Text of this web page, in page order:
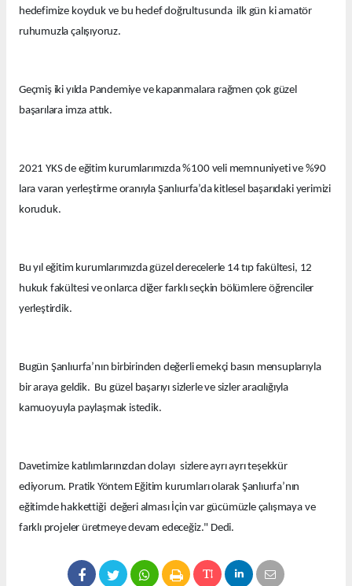
hedefimize koyduk ve bu hedef doğrultusunda ilk gün ki amatör
ruhumuzla çalışıyoruz.
Geçmiş iki yılda Pandemiye ve kapanmalara rağmen çok güzel
başarılara imza attık.
2021 YKS de eğitim kurumlarımızda %100 veli memnuniyeti ve %90
lara varan yerleştirme oranıyla Şanlıurfa’da kitlesel başarıdaki yerimizi
koruduk.
Bu yıl eğitim kurumlarımızda güzel derecelerle 14 tıp fakültesi, 12
hukuk fakültesi ve onlarca diğer farklı seçkin bölümlere öğrenciler
yerleştirdik.
Bugün Şanlıurfa’nın birbirinden değerli emekçi basın mensuplarıyla
bir araya geldik. Bu güzel başarıyı sizlerle ve sizler aracılığıyla
kamuoyuyla paylaşmak istedik.
Davetimize katılımlarınızdan dolayı sizlere ayrı ayrı teşekkür
ediyorum. Pratik Yöntem Eğitim kurumları olarak Şanlıurfa’nın
eğitimde hakkettiği değeri alması İçin var gücümüzle çalışmaya ve
farklı projeler üretmeye devam edeceğiz." Dedi.